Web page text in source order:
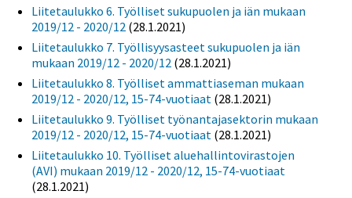
Liitetaulukko 6. Työlliset sukupuolen ja iän mukaan
2019/12 - 2020/12 (28.1.2021)
Liitetaulukko 7. Työllisyysasteet sukupuolen ja iän
mukaan 2019/12 - 2020/12 (28.1.2021)
Liitetaulukko 8. Työlliset ammattiaseman mukaan
2019/12 - 2020/12, 15-74-vuotiaat (28.1.2021)
Liitetaulukko 9. Työlliset työnantajasektorin mukaan
2019/12 - 2020/12, 15-74-vuotiaat (28.1.2021)
Liitetaulukko 10. Työlliset aluehallintovirastojen
(AVI) mukaan 2019/12 - 2020/12, 15-74-vuotiaat
(28.1.2021)